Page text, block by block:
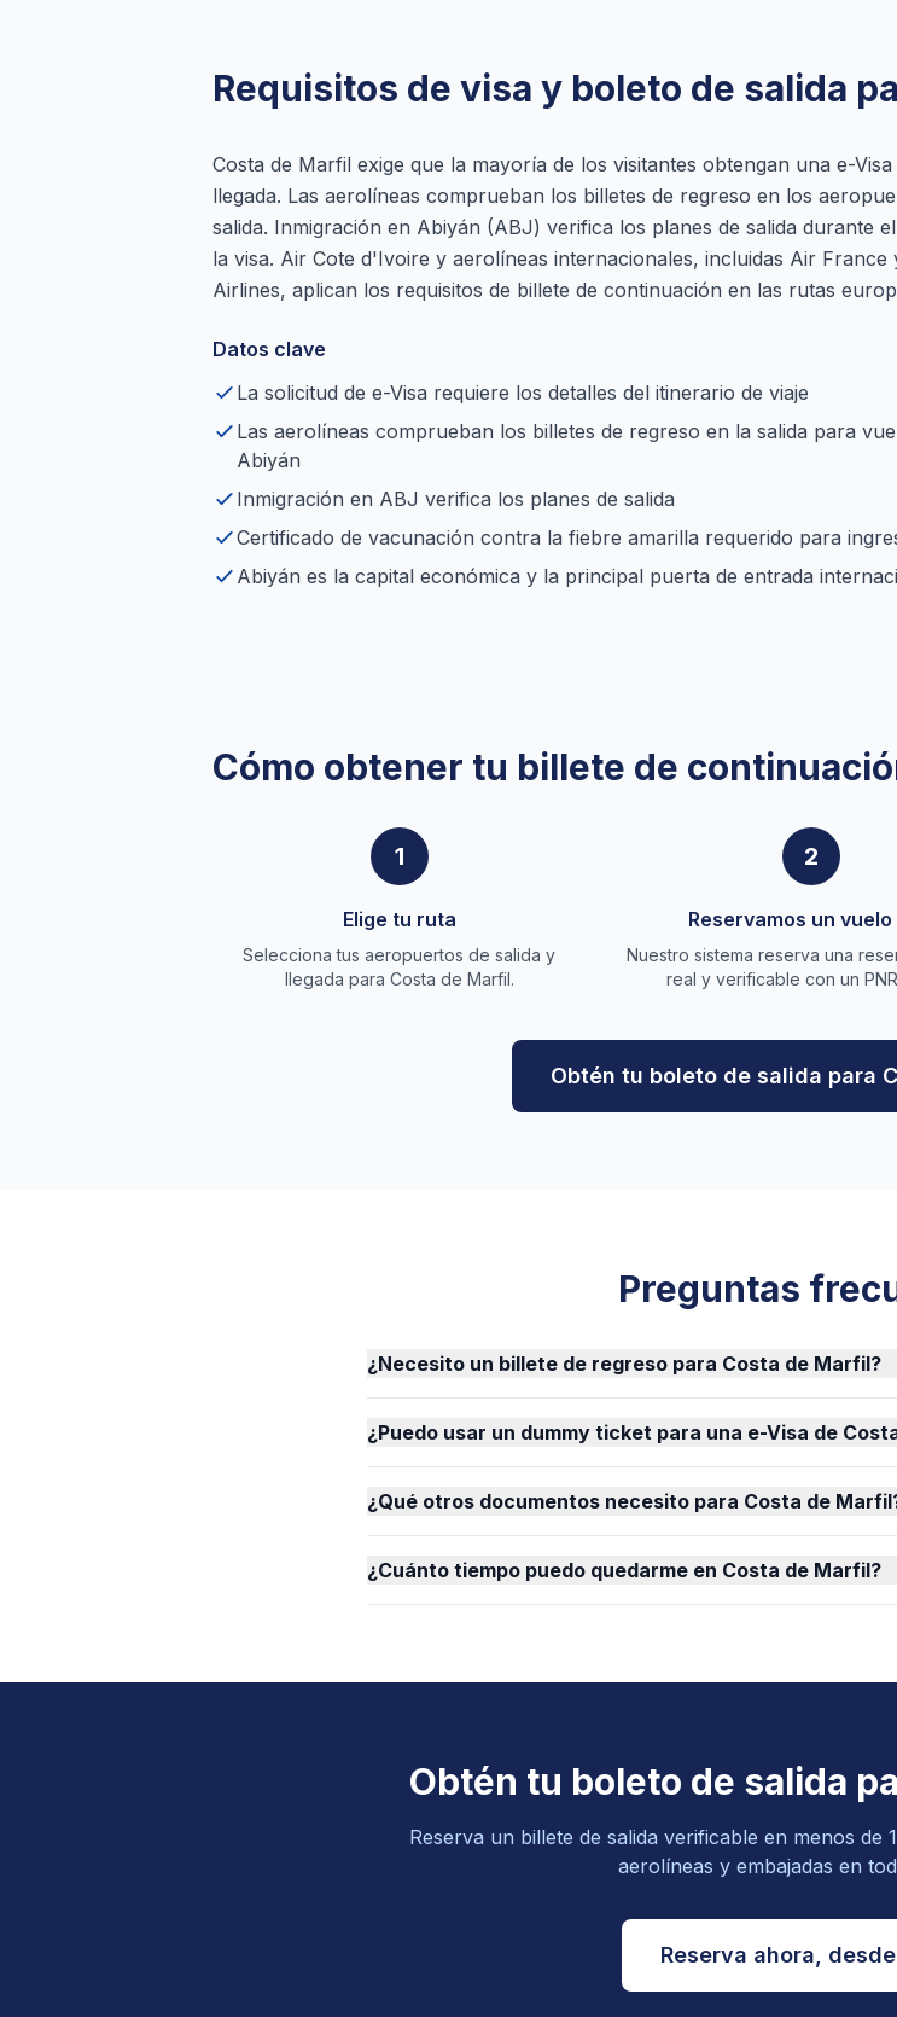
Requisitos de visa y boleto de salida
Costa de Marfil exige que la mayoría de los visitantes obtengan una e-Visa
llegada. Las aerolíneas comprueban los billetes de regreso en los
salida. Inmigración en Abiyán (ABJ) verifica los planes de salida durante
la visa. Air Cote d'Ivoire y aerolíneas internacionales, incluidas Air France
Airlines, aplican los requisitos de billete de continuación en las rutas
Datos clave
La solicitud de e-Visa requiere los detalles del itinerario de viaje
Las aerolíneas comprueban los billetes de regreso en la salida para
Abiyán
Inmigración en ABJ verifica los planes de salida
Certificado de vacunación contra la fiebre amarilla requerido para
Abiyán es la capital económica y la principal puerta de entrada
Cómo obtener tu billete de
1
Elige tu ruta
Selecciona tus aeropuertos de salida y
llegada para Costa de Marfil.
2
Reservamos un
Nuestro sistema reserva una
real y verificable con un
Obtén tu boleto de salida para
Preguntas
¿Necesito un billete de regreso para Costa de Marfil?
¿Puedo usar un dummy ticket para una e-Visa de
¿Qué otros documentos necesito para Costa de
¿Cuánto tiempo puedo quedarme en Costa de Marfil?
Obtén tu boleto de salida
Reserva un billete de salida verificable en menos de
aerolíneas y embajadas en
Reserva ahora,